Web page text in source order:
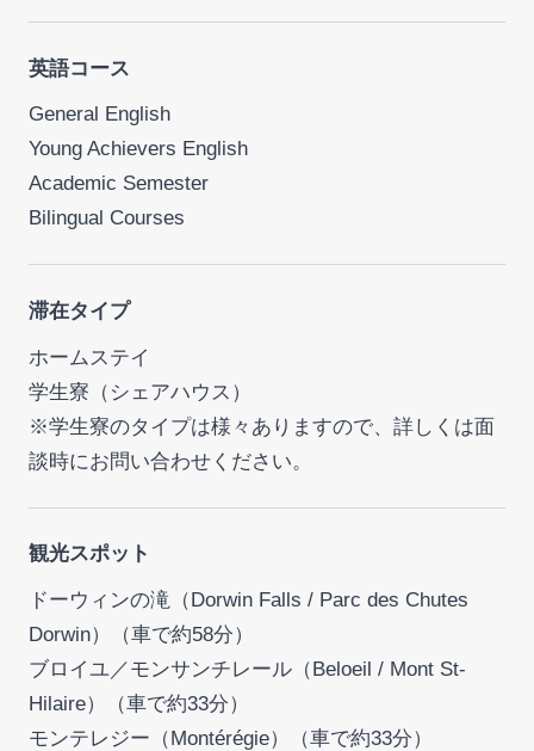
英語コース
General English
Young Achievers English
Academic Semester
Bilingual Courses
滞在タイプ
ホームステイ
学生寮（シェアハウス）
※学生寮のタイプは様々ありますので、詳しくは面
談時にお問い合わせください。
観光スポット
ドーウィンの滝（Dorwin Falls / Parc des Chutes
Dorwin）（車で約58分）
ブロイユ／モンサンチレール（Beloeil / Mont St-
Hilaire）（車で約33分）
モンテレジー（Montérégie）（車で約33分）